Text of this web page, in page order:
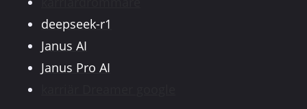
deepseek-r1
Janus AI
Janus Pro AI